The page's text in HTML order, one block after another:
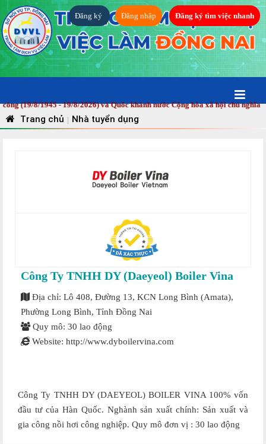
Đăng ký Đăng nhập Đăng ký tìm việc nhanh
(19/8/1945 - 19/8/2026) và Quốc khánh nước Cộng hòa xã hội chủ nghĩa
Trang chủ | Nhà tuyển dụng
Công Ty TNHH DY (Daeyeol) Boiler Vina
Địa chỉ: Lô 408, Đường 13, KCN Long Bình (Amata),
Phường Long Bình, Tỉnh Đồng Nai
Quy mô: 30 lao động
Website: http://www.dyboilervina.com
Công Ty TNHH DY (DAEYEOL) BOILER VINA 100% vốn
đầu tư của Hàn Quốc. Nghành sản xuất chính: Sản xuất và
gia công nồi hơi công nghiệp. Quy mô đơn vị : 30 lao động